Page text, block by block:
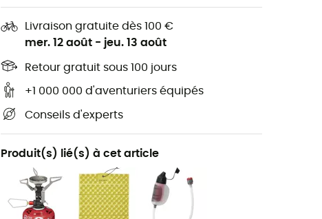
Livraison gratuite dès 100 €
mer. 12 août - jeu. 13 août
Retour gratuit sous 100 jours
+1 000 000 d'aventuriers équipés
Conseils d'experts
Produit(s) lié(s) à cet article